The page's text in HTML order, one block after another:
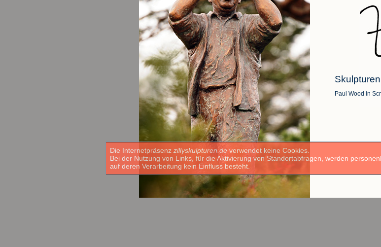
Die Internetpräsenz zillyskulpturen.de verwendet keine Cookies.
Bei der Nutzung von Links, für die Aktivierung von Standortabfragen, werden
auf deren Verarbeitung kein Einfluss besteht.
Paul Wood in